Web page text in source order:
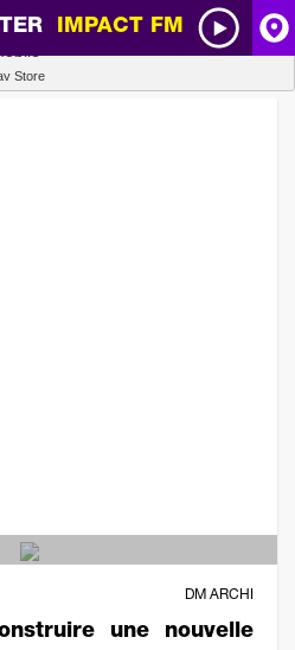
IMPACT FM
DM ARCHI
une nouvelle
Store
Télécharger